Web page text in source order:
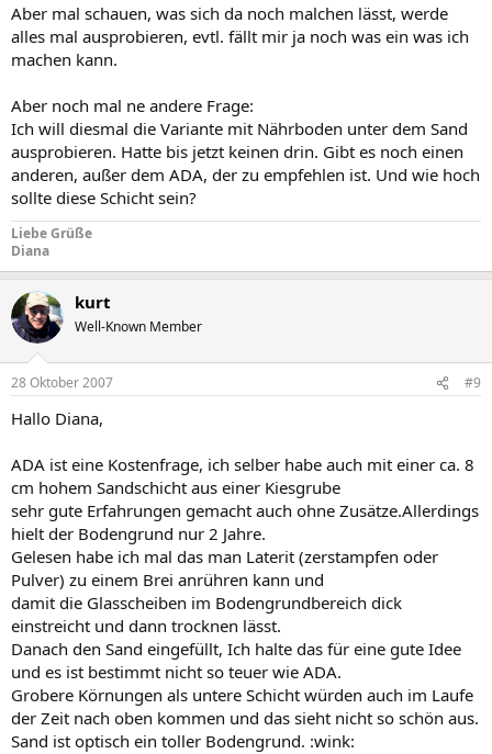
Aber mal schauen, was sich da noch malchen lässt, werde
alles mal ausprobieren, evtl. fällt mir ja noch was ein was ich
machen kann.
Aber noch mal ne andere Frage:
Ich will diesmal die Variante mit Nährboden unter dem Sand
ausprobieren. Hatte bis jetzt keinen drin. Gibt es noch einen
anderen, außer dem ADA, der zu empfehlen ist. Und wie hoch
sollte diese Schicht sein?
Liebe Grüße
Diana
kurt
Well-Known Member
28 Oktober 2007 #9
Hallo Diana,
ADA ist eine Kostenfrage, ich selber habe auch mit einer ca. 8
cm hohem Sandschicht aus einer Kiesgrube
sehr gute Erfahrungen gemacht auch ohne Zusätze.Allerdings
hielt der Bodengrund nur 2 Jahre.
Gelesen habe ich mal das man Laterit (zerstampfen oder
Pulver) zu einem Brei anrühren kann und
damit die Glasscheiben im Bodengrundbereich dick
einstreicht und dann trocknen lässt.
Danach den Sand eingefüllt, Ich halte das für eine gute Idee
und es ist bestimmt nicht so teuer wie ADA.
Grobere Körnungen als untere Schicht würden auch im Laufe
der Zeit nach oben kommen und das sieht nicht so schön aus.
Sand ist optisch ein toller Bodengrund. :wink: